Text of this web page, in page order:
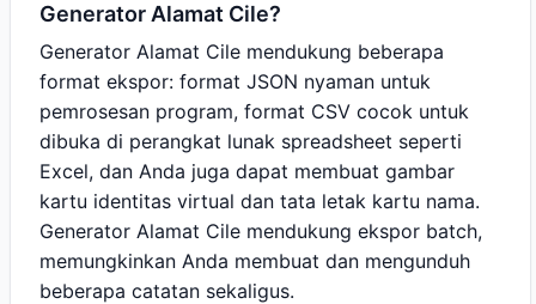
Generator Alamat Cile?
Generator Alamat Cile mendukung beberapa
format ekspor: format JSON nyaman untuk
pemrosesan program, format CSV cocok untuk
dibuka di perangkat lunak spreadsheet seperti
Excel, dan Anda juga dapat membuat gambar
kartu identitas virtual dan tata letak kartu nama.
Generator Alamat Cile mendukung ekspor batch,
memungkinkan Anda membuat dan mengunduh
beberapa catatan sekaligus.